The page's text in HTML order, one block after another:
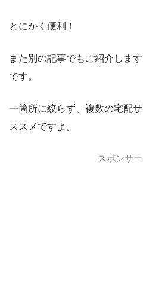
とにかく便利！
また別の記事でもご紹介しま
です。
一箇所に絞らず、複数の宅配
ススメですよ。
スポンサ